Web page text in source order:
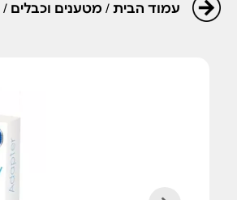
עמוד הבית / מטענים וכבלים /